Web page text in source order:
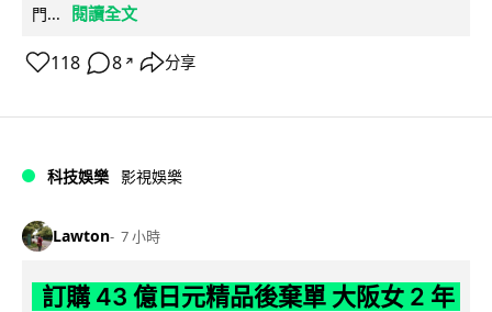
門...
閱讀全文
118 8 ↗ 分享
科技娛樂 影視娛樂
Lawton 7 小時
訂購 43 億日元精品後棄單 大阪女 2 年